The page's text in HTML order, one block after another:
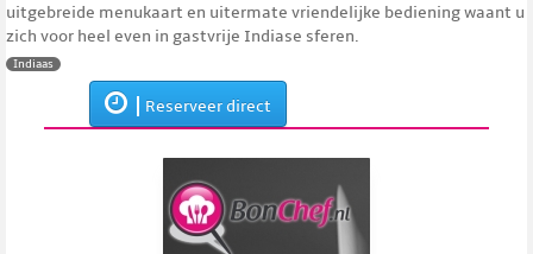
uitgebreide menukaart en uitermate vriendelijke bediening waant u
zich voor heel even in gastvrije Indiase sferen.
Indiaas
Reserveer direct